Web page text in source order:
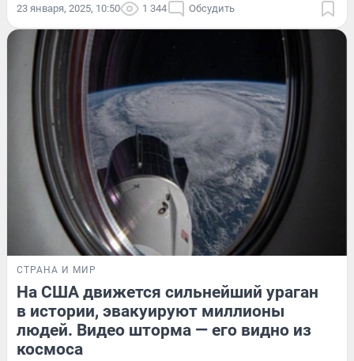
23 января, 2025, 10:50 1 344 Обсудить
СТРАНА И МИР
На США движется сильнейший ураган
в истории, эвакуируют миллионы
людей. Видео шторма — его видно из
космоса